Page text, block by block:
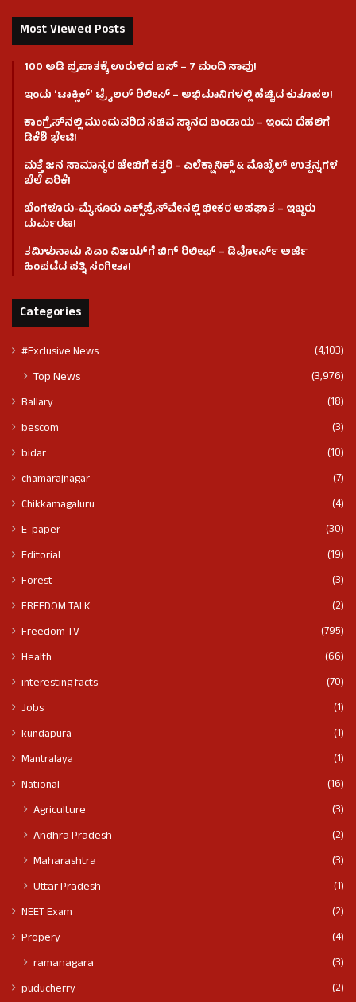
Most Viewed Posts
100 ಅಡಿ ಪ್ರಪಾತಕ್ಕೆ ಉರುಳಿದ ಬಸ್‌ – 7 ಮಂದಿ ಸಾವು!
ಇಂದು ʻಟಾಕ್ಸಿಕ್ʼ ಟ್ರೈಲರ್ ರಿಲೀಸ್‌ – ಅಭಿಮಾನಿಗಳಲ್ಲಿ ಹೆಚ್ಚಿದ ಕುತೂಹಲ!
ಕಾಂಗ್ರೆಸ್​ನಲ್ಲಿ ಮುಂದುವರಿದ ಸಚಿವ ಸ್ಥಾನದ ಬಂಡಾಯ – ಇಂದು ದೆಹಲಿಗೆ
ಡಿಕೆಶಿ ಭೇಟಿ!
ಮತ್ತೆ ಜನ ಸಾಮಾನ್ಯರ ಜೇಬಿಗೆ ಕತ್ತರಿ – ಎಲೆಕ್ಟ್ರಾನಿಕ್ಸ್ & ಮೊಬೈಲ್ ಉತ್ಪನ್ನಗಳ
ಬೆಲೆ ಏರಿಕೆ!
ಬೆಂಗಳೂರು-ಮೈಸೂರು ಎಕ್ಸ್‌ಪ್ರೆಸ್‌ವೇನಲ್ಲಿ ಭೀಕರ ಅಪಘಾತ – ಇಬ್ಬರು
ದುರ್ಮರಣ!
ತಮಿಳುನಾಡು ಸಿಎಂ ವಿಜಯ್‌ಗೆ ಬಿಗ್ ರಿಲೀಫ್ – ಡಿವೋರ್ಸ್ ಅರ್ಜಿ
ಹಿಂಪಡೆದ ಪತ್ನಿ ಸಂಗೀತಾ!
Categories
#Exclusive News (4,103)
Top News (3,976)
Ballary
(18)
bescom
(3)
bidar
(10)
chamarajnagar
(7)
Chikkamagaluru
(4)
E-paper
(30)
Editorial
(19)
Forest
(3)
FREEDOM TALK
(2)
Freedom TV
(795)
Health
(66)
interesting facts
(70)
Jobs
(1)
kundapura
(1)
Mantralaya
(1)
National
(16)
Agriculture
(3)
Andhra Pradesh
(2)
Maharashtra
(3)
Uttar Pradesh
(1)
NEET Exam
(2)
Propery
(4)
ramanagara (3)
puducherry
(2)